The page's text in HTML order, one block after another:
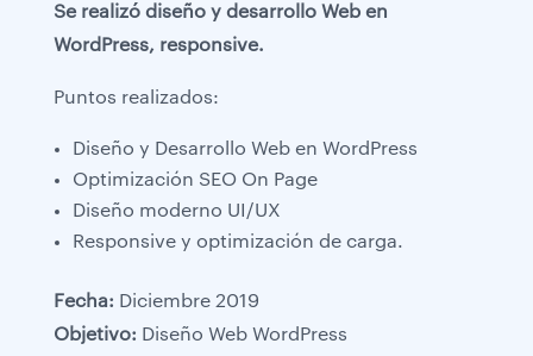
Se realizó diseño y desarrollo Web en
WordPress, responsive.
Puntos realizados:
Diseño y Desarrollo Web en WordPress
Optimización SEO On Page
Diseño moderno UI/UX
Responsive y optimización de carga.
Fecha: Diciembre 2019
Objetivo: Diseño Web WordPress